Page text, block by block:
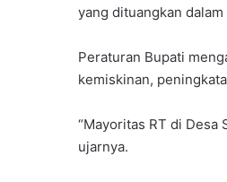
yang dituangkan
Peraturan Bupati
kemiskinan,
“Mayoritas RT di Desa
ujarnya.